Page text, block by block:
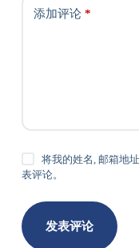
添加评论*
将我的姓名, 邮箱地
表评论。
发表评论